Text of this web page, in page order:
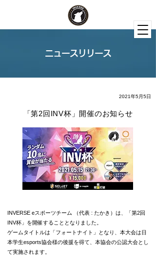
ニュースリリース
2021年5月5日
「第2回INV杯」開催のお知らせ
INVERSE eスポーツチーム （代表 : たかき）は、「第2回
INV杯」を開催することとなりました。
ゲームタイトルは「フォートナイト」となり、本大会は日
本学生esports協会様の後援を得て、本協会の公認大会とし
て実施されます。